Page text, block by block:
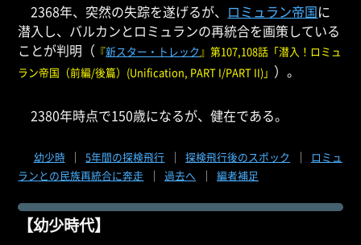
2368年、突然の失踪を遂げるが、 ロミュラン帝国に
潜入し、バルカンとロミュランの再統合を画策している
ことが判明（ 『新スター・トレック』第107,108話「潜入！ロミュ
ラン帝国（前編/後篇）(Unification, PART I/PART II)」 ）。
2380年時点で150歳になるが、健在である。
幼少時 ｜ 5年間の探検飛行 ｜ 探検飛行後のスポック ｜
ロミュ
ランとの民族再統合に奔走
｜ 過去へ ｜ 編者補足
【幼少時代】